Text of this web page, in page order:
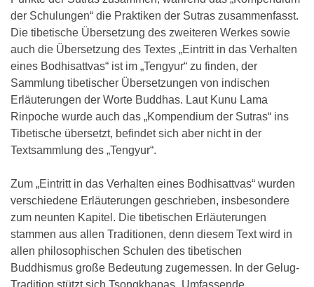
der Schulungen“ die Praktiken der Sutras zusammenfasst.
Die tibetische Übersetzung des zweiteren Werkes sowie
auch die Übersetzung des Textes „Eintritt in das Verhalten
eines Bodhisattvas“ ist im „Tengyur“ zu finden, der
Sammlung tibetischer Übersetzungen von indischen
Erläuterungen der Worte Buddhas. Laut Kunu Lama
Rinpoche wurde auch das „Kompendium der Sutras“ ins
Tibetische übersetzt, befindet sich aber nicht in der
Textsammlung des „Tengyur“.
Zum „Eintritt in das Verhalten eines Bodhisattvas“ wurden
verschiedene Erläuterungen geschrieben, insbesondere
zum neunten Kapitel. Die tibetischen Erläuterungen
stammen aus allen Traditionen, denn diesem Text wird in
allen philosophischen Schulen des tibetischen
Buddhismus große Bedeutung zugemessen. In der Gelug-
Tradition stützt sich Tsongkhapas „Umfassende